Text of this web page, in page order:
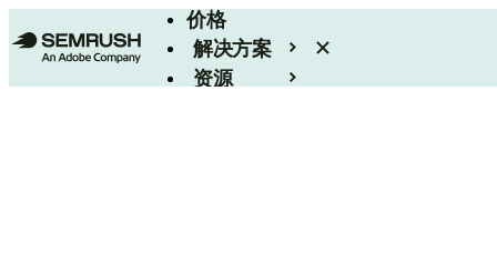
价格
解决方案
资源